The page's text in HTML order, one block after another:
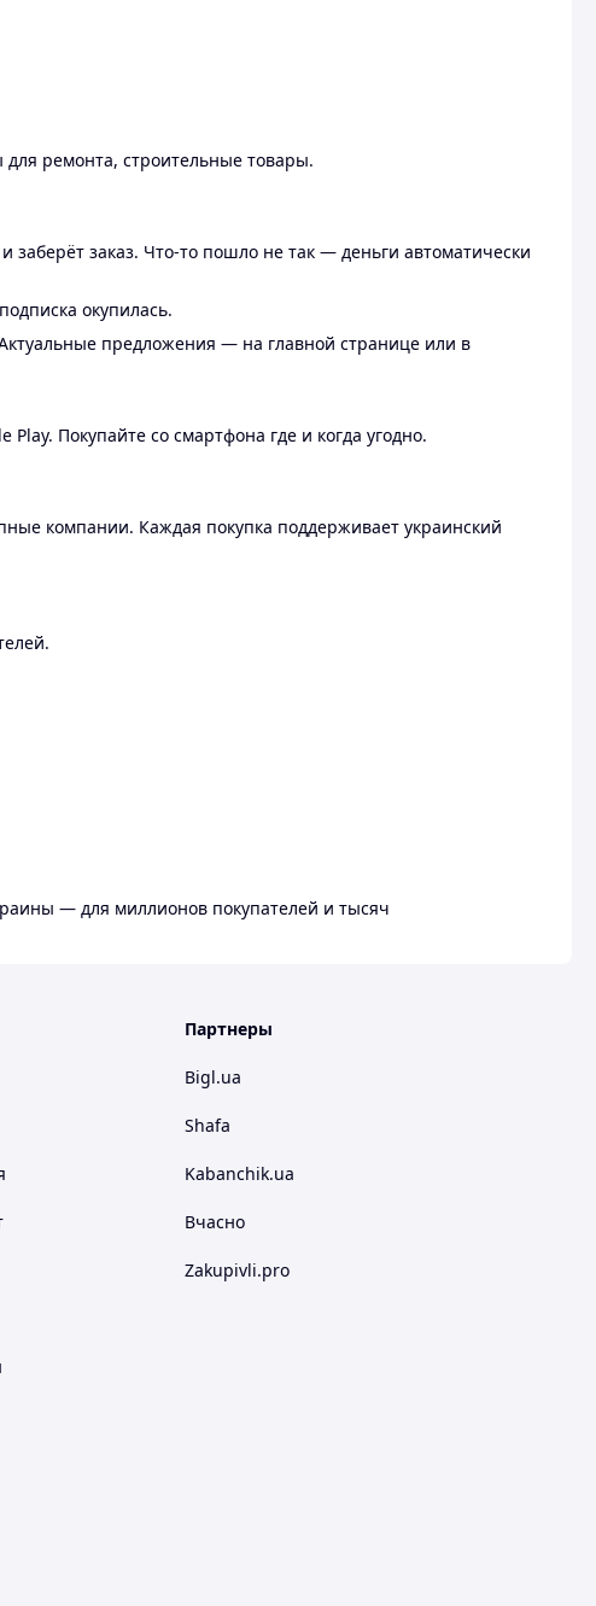
ремонта, строительные товары.
заберёт заказ. Что-то пошло не так — деньги автоматически
окупилась.
предложения — на главной странице или в
Покупайте со смартфона где и когда угодно.
компании. Каждая покупка поддерживает украинский
— для миллионов покупателей и тысяч
Партнеры
Bigl.ua
Shafa
Kabanchik.ua
Вчасно
Zakupivli.pro